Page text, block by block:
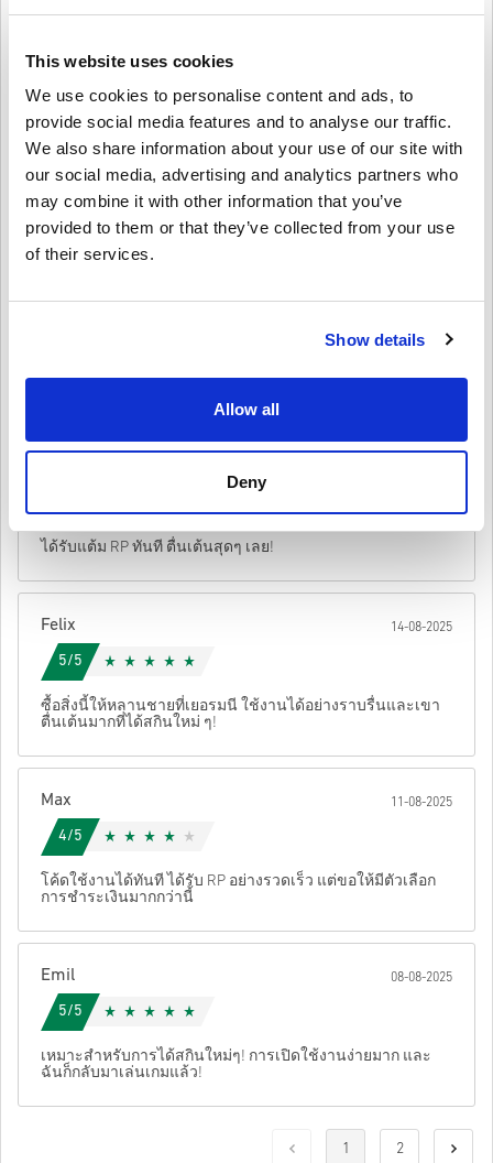
This website uses cookies
We use cookies to personalise content and ads, to
provide social media features and to analyse our traffic.
We also share information about your use of our site with
our social media, advertising and analytics partners who
may combine it with other information that you’ve
provided to them or that they’ve collected from your use
of their services.
Show details
Allow all
Deny
GAME CARD 20 EUR จาก livecards.net ได้ง่ายและรวดเร็ว
วิธีใช้งานบน Livecards.net
ใหม่กับ Livecards.net ใช่ไหม? การซื้อโค้ดดิจิทัลนั้นรวดเร็วและง่าย
ดูคู่มือสั้น ๆ ด้านบน หรือทำตามขั้นตอนด้านล่าง 👇
• เลือกสินค้า
• กรอกอีเมลของคุณ
หลังจากนั้น คุณจะได้รับอีเมลพร้อมลิงก์ที่ปลอดภัยเพื่อเข้าถึงโค้ด
ของคุณ
คำปฏิเสธ
สินค้าพรีออเดอร์จ ะถูกจัดส่งก่อนหรือในวันวางจำหน่ายที่
ระบุไว้ในขณะที่สินค้าในสต็อกจะถูกจัดส่งทันทีเพื่อรอการ
พบบ่อยของเรา.
โค้ดที่ดาวน์โหลดได้เหล่านี้ผลิตโดยผู้พัฒนาเกมดังนั้นจึง
เนื้อหาที่ดาวน์โหลดได้หรือผลิตภัณฑ์ DLC - คุณต้องมีเกม
ต้นฉบับจึงจะเล่นส่วนDLCได้.
สำหรับบางผลิตภัณฑ์ คุณอาจจะได้รับรหัสมากกว่าหนึ่งรหัส
เขียนความคิดเห็น 4.9/5 10 รีวิว
ยกเลิก
ได้รับแต้ม RP ทันที ตื่นเต้นสุดๆ เลย!
Felix 14-08-2025
5/5
ซื้อสิ่งนี้ให้หลานชายที่เยอรมนี ใช้งานได้อย่างราบรื่นและเขา
ตื่นเต้นมากที่ได้สกินใหม่ ๆ!
Max 11-08-2025
4/5
โค้ดใช้งานได้ทันที ได้รับ RP อย่างรวดเร็ว แต่ขอให้มีตัวเลือก
การชำระเงินมากกว่านี้
Emil 08-08-2025
5/5
เหมาะสำหรับการได้สกินใหม่ๆ! การเปิดใช้งานง่ายมาก และ
ฉันก็กลับมาเล่นเกมแล้ว!
1 2